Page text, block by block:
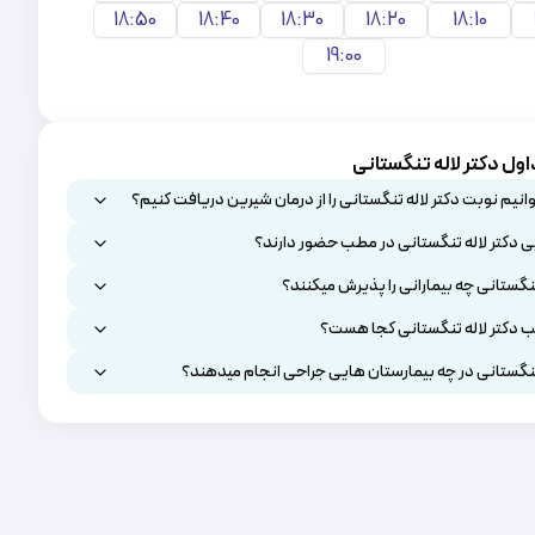
18:10
18:20
18:30
18:40
18:50
19:00
دکتر لاله تنگستانی
نوبت دکتر لاله تنگستانی را از درمان شیرین دریافت کنیم؟
دکتر لاله تنگستانی در مطب حضور دارند؟
چه بیمارانی را پذیرش میکنند؟
لاله تنگستانی کجا هست؟
تنگستانی در چه بیمارستان هایی جراحی انجام میدهند؟